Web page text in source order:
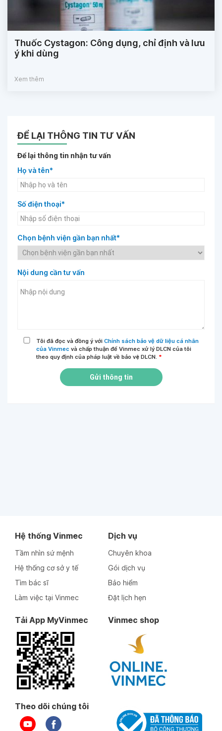
Thuốc Cystagon: Công dụng, chỉ định và lưu
ý khi dùng
Xem thêm
ĐỂ LẠI THÔNG TIN TƯ VẤN
Để lại thông tin nhận tư vấn
Họ và tên*
Số điện thoại*
Chọn bệnh viện gần bạn nhất*
Nội dung cần tư vấn
Tôi đã đọc và đồng ý với Chính sách bảo vệ dữ liệu cá nhân
của Vinmec và chấp thuận để Vinmec xử lý DLCN của tôi
theo quy định của pháp luật về bảo vệ DLCN. *
Gửi thông tin
Hệ thống Vinmec
Tầm nhìn sứ mệnh
Hệ thống cơ sở y tế
Tìm bác sĩ
Làm việc tại Vinmec
Dịch vụ
Chuyên khoa
Gói dịch vụ
Bảo hiểm
Đặt lịch hẹn
Tải App MyVinmec Vinmec shop
Theo dõi chúng tôi